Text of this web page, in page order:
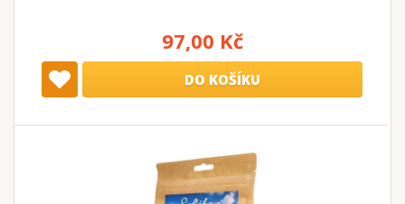
97,00 Kč
DO KOŠÍKU